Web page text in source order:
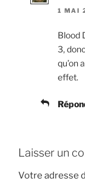
1 MAI
Blood
3,
qu’on
effet.
Laisser un
Votre adresse